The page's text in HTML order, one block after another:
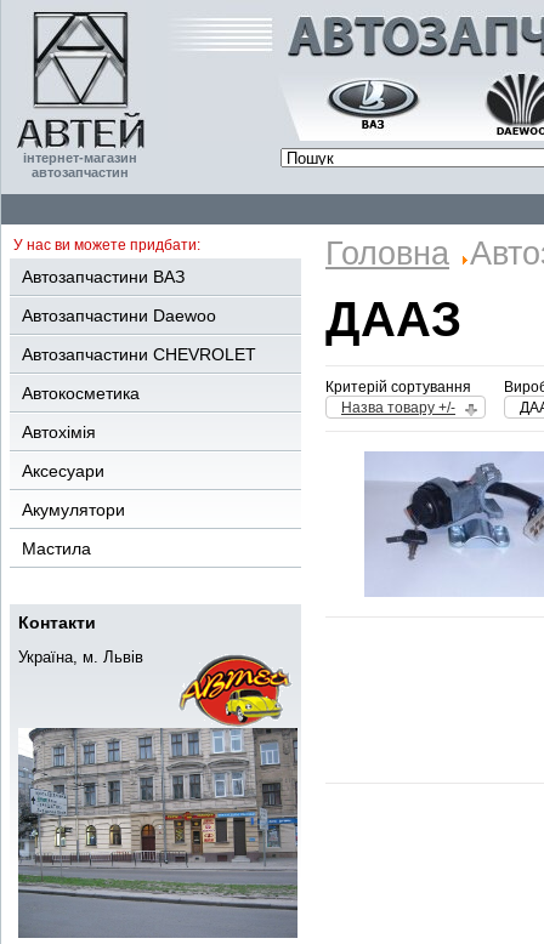
інтернет-магазин
автозапчастин
У нас ви можете придбати:
Автозапчастини ВАЗ
Автозапчастини Daewoo
Автозапчастини CHEVROLET
Автокосметика
Автохімія
Аксесуари
Акумулятори
Мастила
Контакти
Україна, м. Львів
Головна
ДААЗ
Критерій сортування
Назва товару +/-